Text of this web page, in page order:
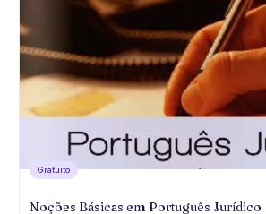
Gratuíto
Noções Básicas em Português Jurídico